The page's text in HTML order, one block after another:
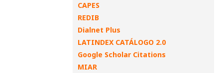
CAPES
REDIB
Dialnet Plus
LATINDEX CATÁLOGO 2.0
Google Scholar Citations
MIAR